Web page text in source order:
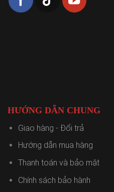
HƯỚNG DẪN CHUNG
Giao hàng - Đổi trả
Hướng dẫn mua hàng
Thanh toán và bảo mật
Chính sách bảo hành